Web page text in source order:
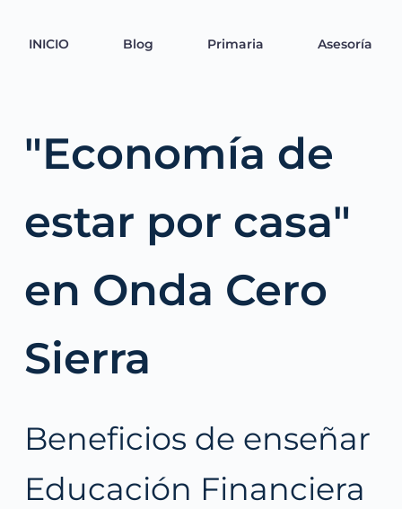
contenido
INICIO Blog Primaria Asesoría
"Economía de
estar por casa"
en Onda Cero
Sierra
Beneficios de enseñar
Educación Financiera